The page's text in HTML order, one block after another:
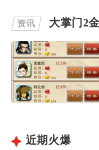
资讯 大掌门2
近期火爆